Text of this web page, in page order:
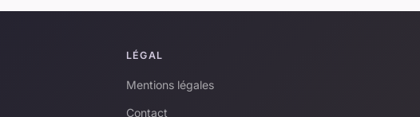
LÉGAL
Mentions légales
Contact